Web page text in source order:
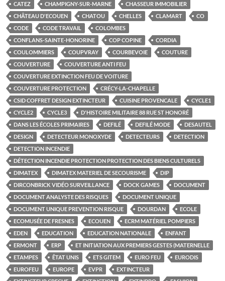
CATEZ
CHAMPIGNY-SUR-MARNE
CHASSEUR IMMOBILIER
CHÂTEAU D'ECOUEN
CHATOU CHELLES CLAMART
CO
CODE
CODE TRAVAIL
COLOMBES
CONFLANS-SAINTE-HONORINE
COP COPINE
CORDIA
COULOMMIERS
COUPVRAY COURBEVOIE
COUTURE
COUVERTURE
COUVERTURE ANTI FEU
COUVERTURE EXTINCTION FEU DE VOITURE
COUVERTURE PROTECTION
CRÉCY-LA-CHAPELLE
CSID COFFRET DESIGN EXTINCTEUR
CUISINE PROVENCALE
CYCLE1
CYCLE2
CYCLE3
D'HISTOIRE MILITAIRE 88 RUE ST HONORÉ
DANS LES ÉCOLES PRIMAIRES
DEFILÉ DEFILÉ MODE
DESAUTEL
DESIGN
DETECTEUR MONOXYDE DETECTEURS
DETECTION
DETECTION INCENDIE
DÉTECTION INCENDIE PROTECTION PROTECTION DES BIENS CULTURELS
DIMATEX
DIMATEX MATERIEL DE SECOURISME
DIP
DIRCONBRICK VIDÉO SURVEILLANCE
DOCK GAMES
DOCUMENT
DOCUMENT ANALYSTE DES RISQUES
DOCUMENT UNIQUE
DOCUMENT UNIQUE PREVENTION RISQUE
DOURDAN
ECOLE
ECOMUSÉE DE FRESNES
ECOUEN
ECRM MATÉRIEL POMPIERS
EDEN
EDUCATION EDUCATION NATIONALE
ENFANT
ERMONT
ERP
ET INITIATION AUX PREMIERS GESTES (MATERNELLE
ETAMPES
ÊTAT UNIS ETS GITEM EURO FEU
EURODIS
EUROFEU
EUROPE EVPR
EXTINCTEUR